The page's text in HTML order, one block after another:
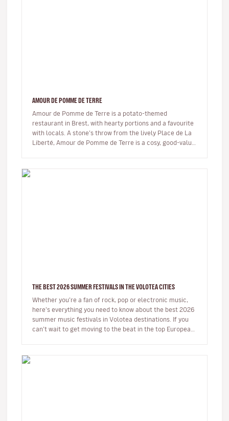
AMOUR DE POMME DE TERRE
Amour de Pomme de Terre is a potato-themed
restaurant in Brest, with hearty portions and a favourite
with locals. A stone’s throw from the lively Place de La
Liberté, Amour de Pomme de Terre is a cosy, good-value
THE BEST 2026 SUMMER FESTIVALS IN THE VOLOTEA CITIES
Whether you’re a fan of rock, pop or electronic music,
here’s everything you need to know about the best 2026
summer music festivals in Volotea destinations. If you
can’t wait to get moving to the beat in the top European